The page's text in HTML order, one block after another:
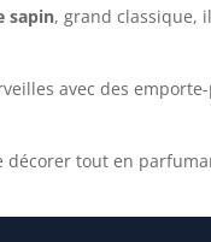
sapin, grand classique, il
avec des
décorer tout en